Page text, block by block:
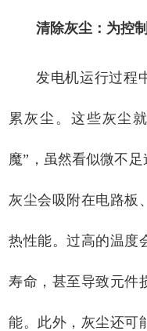
清除灰尘：为控
发电机运行过程
累灰尘。这些灰尘
魔”，虽然看似微不
灰尘会吸附在电路板
热性能。过高的温度
寿命，甚至导致元件
能。此外，灰尘还可